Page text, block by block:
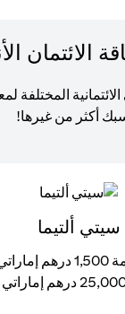
الائتمان
المختلفة
أكثر من غيرها!
سيتي ألتيما
استرداد نقدي بقيمة 1,500